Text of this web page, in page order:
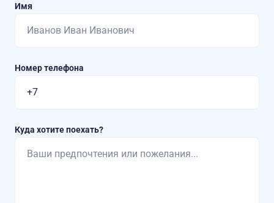
Имя
Номер телефона
Куда хотите поехать?